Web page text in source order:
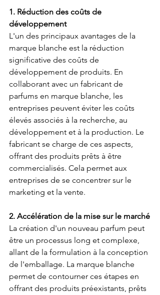
1. Réduction des coûts de
développement
L'un des principaux avantages de la
marque blanche est la réduction
significative des coûts de
développement de produits. En
collaborant avec un fabricant de
parfums en marque blanche, les
entreprises peuvent éviter les coûts
élevés associés à la recherche, au
développement et à la production. Le
fabricant se charge de ces aspects,
offrant des produits prêts à être
commercialisés. Cela permet aux
entreprises de se concentrer sur le
marketing et la vente.
2. Accélération de la mise sur le marché
La création d'un nouveau parfum peut
être un processus long et complexe,
allant de la formulation à la conception
de l'emballage. La marque blanche
permet de contourner ces étapes en
offrant des produits préexistants, prêts